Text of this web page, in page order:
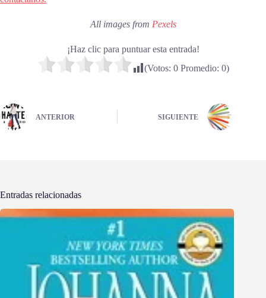
All images from Pexels
¡Haz clic para puntuar esta entrada!
(Votos: 0Promedio: 0)
ANTERIOR SIGUIENTE
Entradas relacionadas